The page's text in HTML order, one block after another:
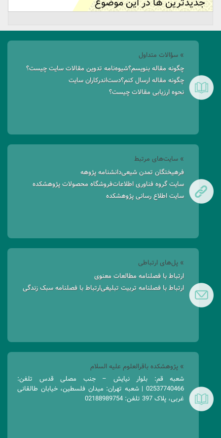
» سؤالات متداول
چگونه مقاله بنویسم؟شیوه‌نامه تدوین مقالات سایت چیست؟
چگونه مقاله ارسال کنم؟دست‌اندرکاران سایت
نحوه ارزیابی مقالات چیست؟
» سایت‌های مرتبط
فرهیختگان تمدن شیعیدانشنامه پژوهه
سایت گروه فناوری اطلاعاتفروشگاه محصولات پژوهشکده
سایت اطلاع رسانی پژوهشکده
» پل‌های ارتباطی
ارتباط با فصلنامه مطالعات معنوی
ارتباط با فصلنامه تربیت تبلیغیارتباط با فصلنامه سبک زندگی
» پژوهشکده باقرالعلوم علیه السلام
شعبه قم: بلوار نیایش – جنب مصلی قدس تلفن:
02537740466 | شعبه تهران: میدان فلسطین، خیابان طالقانی
غربی، پلاک 397 تلفن: 02188989754